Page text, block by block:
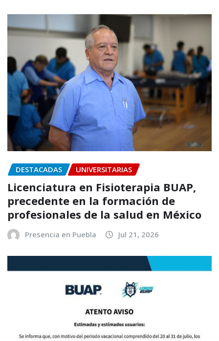
DESTACADAS UNIVERSITARIAS
Licenciatura en Fisioterapia BUAP,
precedente en la formación de
profesionales de la salud en México
Presencia en Puebla Jul 21, 2026